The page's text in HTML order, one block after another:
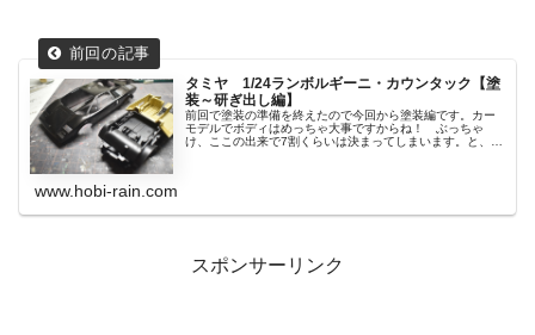
タミヤ 1/24ランボルギーニ・カウンタック【塗
装～研ぎ出し編】
前回で塗装の準備を終えたので今回から塗装編です。カー
モデルでボディはめっちゃ大事ですからね！ ぶっちゃ
け、ここの出来で7割くらいは決まってしまいます。と、い
www.hobi-rain.com
スポンサーリンク